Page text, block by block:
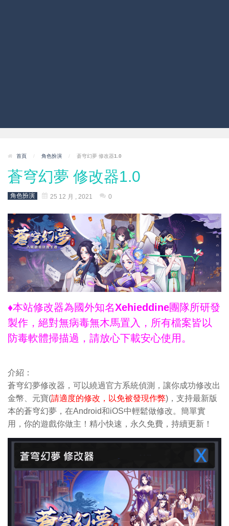
首頁 / 角色扮演 / 蒼穹幻夢 修改器1.0
蒼穹幻夢 修改器1.0
角色扮演 25 12 月 , 2021 0
♦本站修改器為國外知名Xehieddine團隊所研發
製作，絕對無病毒無木馬置入，所有檔案皆以
防毒軟體掃描過，請放心下載安心使用。
介紹：
蒼穹幻夢修改器，可以繞過官方系統偵測，讓你成功修改出
金幣、元寶(請適度的修改，以免被發現作弊)，支持最新版
本的蒼穹幻夢，在Android和iOS中輕鬆做修改。簡單實
用，你的遊戲你做主！精小快速，永久免費，持續更新！